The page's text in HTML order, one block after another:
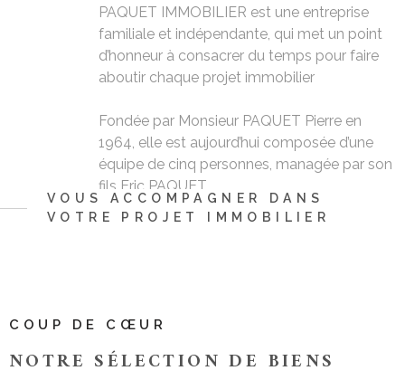
PAQUET IMMOBILIER est une entreprise
familiale et indépendante, qui met un point
d’honneur à consacrer du temps pour faire
aboutir chaque projet immobilier
Fondée par Monsieur PAQUET Pierre en
1964, elle est aujourd’hui composée d’une
équipe de cinq personnes, managée par son
fils Eric PAQUET
avec tout le professionnalisme et le sérieux
VOUS ACCOMPAGNER DANS
VOTRE PROJET IMMOBILIER
COUP DE CŒUR
NOTRE SÉLECTION DE BIENS